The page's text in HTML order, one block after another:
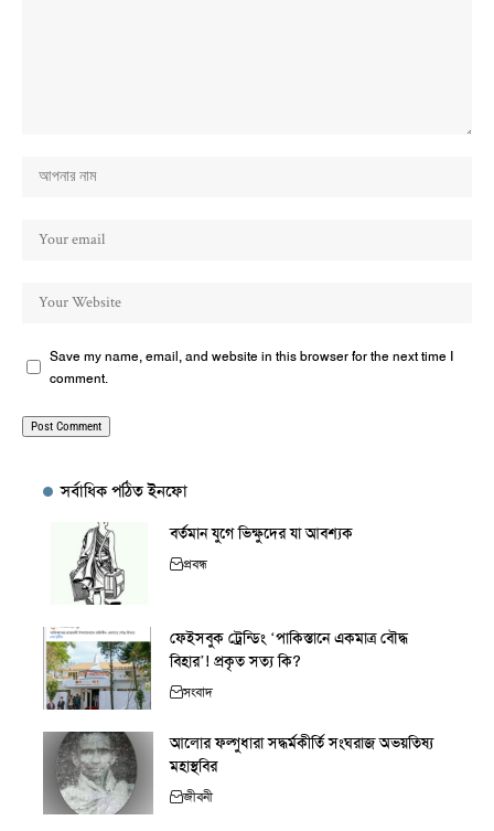
Save my name, email, and website in this browser for the next time I
comment.
সর্বাধিক পঠিত ইনফো
বর্তমান যুগে ভিক্ষুদের যা আবশ্যক
প্রবন্ধ
ফেইসবুক ট্রেন্ডিং ‘পাকিস্তানে একমাত্র বৌদ্ধ
বিহার’! প্রকৃত সত্য কি?
সংবাদ
আলোর ফল্গুধারা সদ্ধর্মকীর্তি সংঘরাজ অভয়তিষ্য
মহাস্থবির
জীবনী